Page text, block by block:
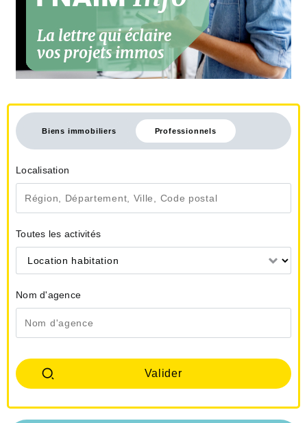
Biens immobiliers Professionnels
Localisation
Toutes les activités
Location habitation
Nom d'agence